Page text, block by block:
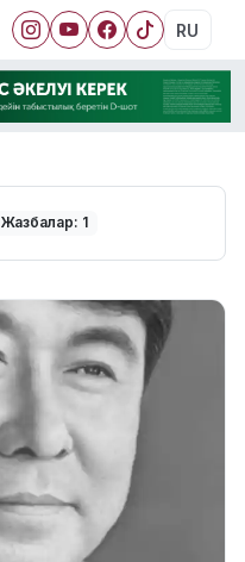
RU
Жазбалар: 1